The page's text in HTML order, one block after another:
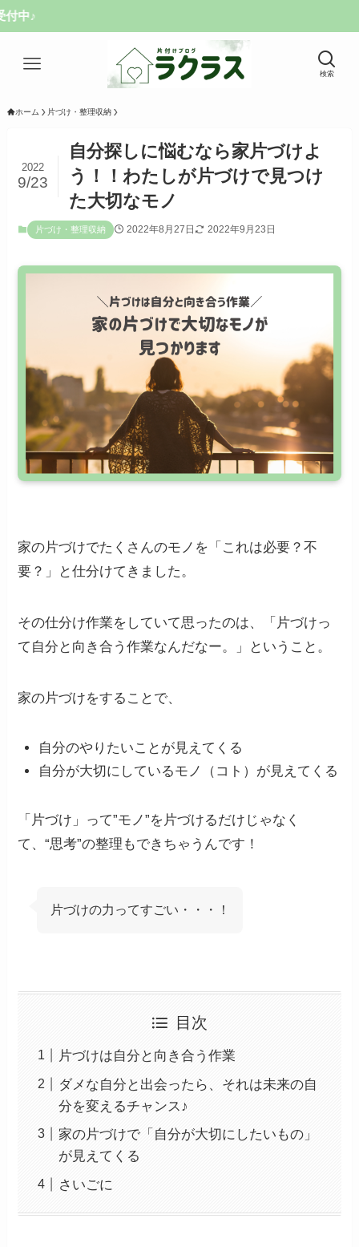
検索
ホーム 片づけ・整理収納
自分探しに悩むなら家片づけよ
う！！わたしが片づけで見つけ
た大切なモノ
2022
9/23
片づけ・整理収納 2022年8月27日 2022年9月23日
家の片づけでたくさんのモノを「これは必要？不
要？」と仕分けてきました。
その仕分け作業をしていて思ったのは、「片づけっ
て自分と向き合う作業なんだなー。」ということ。
家の片づけをすることで、
自分のやりたいことが見えてくる
自分が大切にしているモノ（コト）が見えてくる
「片づけ」って”モノ”を片づけるだけじゃなく
て、“思考”の整理もできちゃうんです！
片づけの力ってすごい・・・！
目次
片づけは自分と向き合う作業
ダメな自分と出会ったら、それは未来の自
分を変えるチャンス♪
家の片づけで「自分が大切にしたいもの」
が見えてくる
さいごに